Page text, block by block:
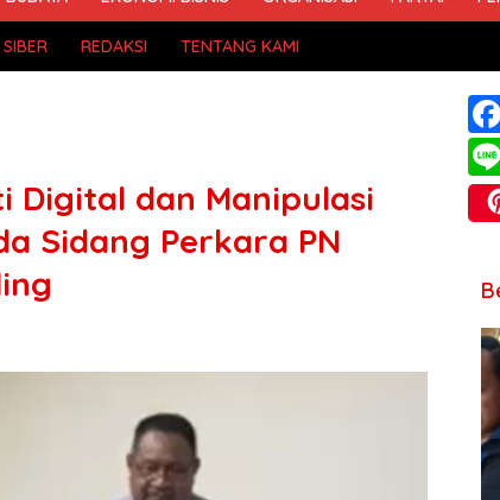
REDAKSI TENTANG KAMI
Digital dan Manipulasi
Sidang Perkara PN